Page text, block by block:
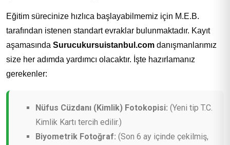
Eğitim sürecinize hızlıca başlayabilmemiz için M.E.B.
tarafından istenen standart evraklar bulunmaktadır. Kayıt
aşamasında Surucukursuistanbul.com danışmanlarımız
size her adımda yardımcı olacaktır. İşte hazırlamanız
gerekenler:
Nüfus Cüzdanı (Kimlik) Fotokopisi: (Yeni tip T.C.
Kimlik Kartı tercih edilir.)
Biyometrik Fotoğraf: (Son 6 ay içinde çekilmiş,